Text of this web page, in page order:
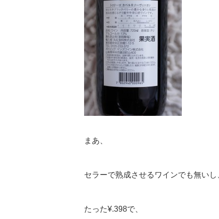
まあ、
セラーで熟成させるワインでも無いし
たった¥.398で、